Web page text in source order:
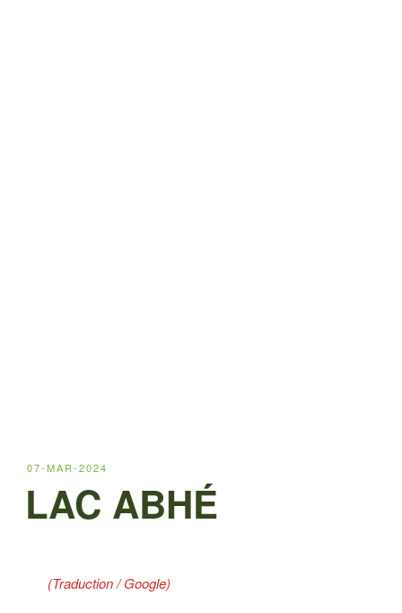
PUBLIÉ
07-MAR-2024
LAC ABHÉ
(Traduction / Google)